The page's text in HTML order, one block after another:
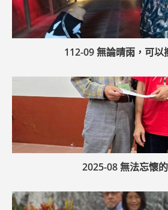
112-09 無論晴雨，可以
2025-08 無法忘懷